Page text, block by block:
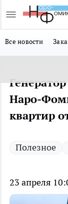
Все новости
Наро-
квартир
Полезное
23 апреля